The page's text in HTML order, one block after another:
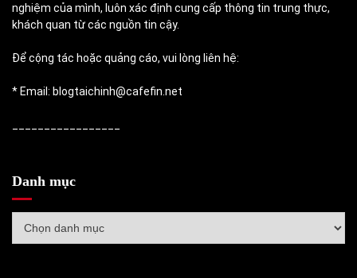
nghiệm của mình, luôn xác định cung cấp thông tin trung thực,
khách quan từ các nguồn tin cậy.
Để cộng tác hoặc quảng cáo, vui lòng liên hệ:
* Email: blogtaichinh@cafefin.net
Danh mục
mục